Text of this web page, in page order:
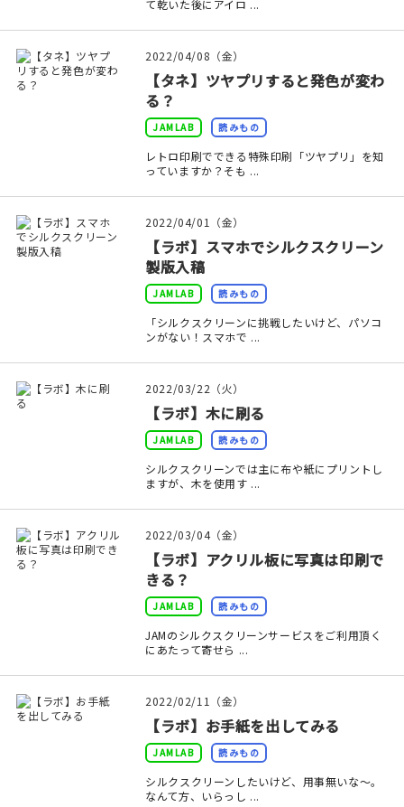
本
文房具
JAMグッズ
おすすめ特集
ギャラリー
カートを見る
て乾いた後にアイロ ...
2022/04/08（金）
【タネ】ツヤプリすると発色が変わ
る？
JAMLAB 読みもの
レトロ印刷でできる特殊印刷「ツヤプリ」を知
っていますか？そも ...
2022/04/01（金）
【ラボ】スマホでシルクスクリーン
製版入稿
JAMLAB 読みもの
「シルクスクリーンに挑戦したいけど、パソコ
ンがない！スマホで ...
2022/03/22（火）
【ラボ】木に刷る
JAMLAB 読みもの
シルクスクリーンでは主に布や紙にプリントし
ますが、木を使用す ...
2022/03/04（金）
【ラボ】アクリル板に写真は印刷で
きる？
JAMLAB 読みもの
JAMのシルクスクリーンサービスをご利用頂く
にあたって寄せら ...
2022/02/11（金）
【ラボ】お手紙を出してみる
JAMLAB 読みもの
シルクスクリーンしたいけど、用事無いな～。
なんて方、いらっし ...